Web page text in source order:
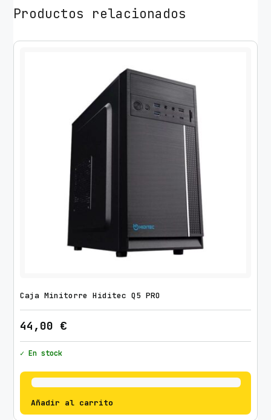
Productos relacionados
Caja Minitorre Hiditec Q5 PRO
44,00 €
✓ En stock
Añadir al carrito